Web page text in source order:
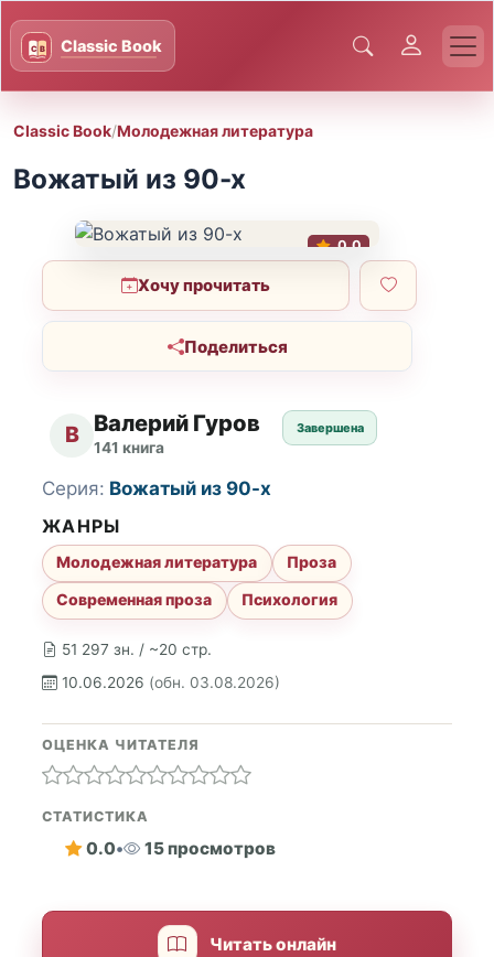
Classic Book/Молодежная литература
Вожатый из 90-х
0.0
Хочу прочитать
Поделиться
В Валерий Гуров
141 книга
Завершена
51 297 зн. / ~20 стр.
10.06.2026 (обн. 03.08.2026)
Серия: Вожатый из 90-х
ЖАНРЫ
Молодежная литература
Проза
Современная проза
Психология
ОЦЕНКА ЧИТАТЕЛЯ
СТАТИСТИКА
0.0• 15 просмотров
Читать онлайн